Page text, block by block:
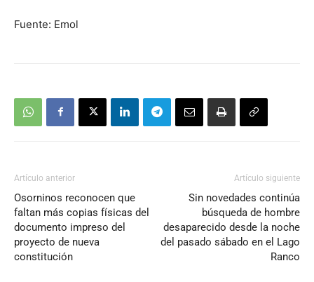
Fuente: Emol
Artículo anterior
Osorninos reconocen que
faltan más copias físicas del
documento impreso del
proyecto de nueva
constitución
Artículo siguiente
Sin novedades continúa
búsqueda de hombre
desaparecido desde la noche
del pasado sábado en el Lago
Ranco